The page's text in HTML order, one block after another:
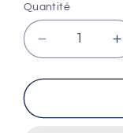
Quantité
Réduire
la
quantité
Brosse
la